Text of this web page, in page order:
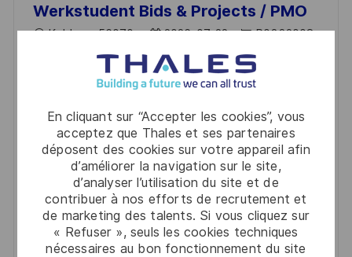
En cliquant sur “Accepter les cookies”, vous
acceptez que Thales et ses partenaires
déposent des cookies sur votre appareil afin
d’améliorer la navigation sur le site,
d’analyser l’utilisation du site et de
contribuer à nos efforts de recrutement et
de marketing des talents. Si vous cliquez sur
« Refuser », seuls les cookies techniques
nécessaires au bon fonctionnement du site
results
resultWerkstudent Bids & Projects / PMO
L
Koblenz, 56070
D
T
D
A
F
F
C
2026-07-22
R
É
F
R
E
N
C
E
D
U
R0332008
Part Time
T
R
I
E
Management Des Offres Et Projets
Wir suchen einen engagierten Werkstudenten
(w/m/d) im Bereich Bids & Projects / PMO, der unser
Team bei der internen Angebotserstellung und
Projektmanagementprozessen unterstützt. Wenn
Sie Interesse an Projektmanagement und
Prozessoptimierung haben, freuen wir uns auf Ihre